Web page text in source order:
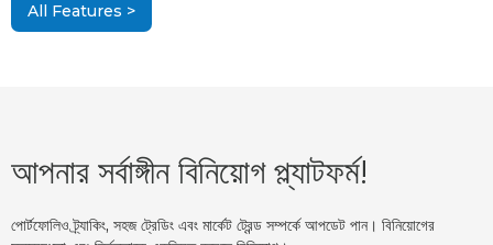
All Features >
আপনার সর্বাঙ্গীন বিনিয়োগ প্ল্যাটফর্ম!
পোর্টফোলিও ট্র্যাকিং, সহজ ট্রেডিং এবং মার্কেট ট্রেন্ড সম্পর্কে আপডেট পান। বিনিয়োগের